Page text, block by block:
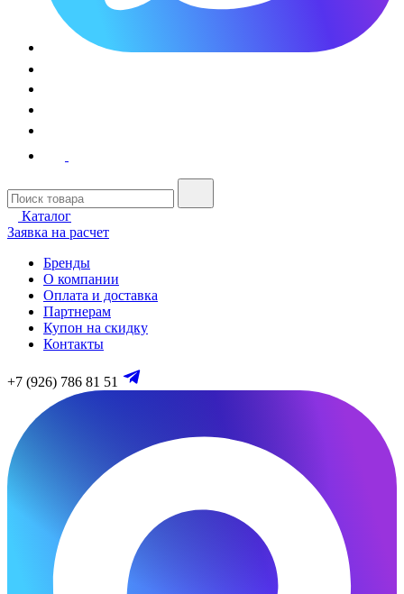
Каталог
Заявка на расчет
Бренды
О компании
Оплата и доставка
Партнерам
Купон на скидку
Контакты
+7 (926) 786 81 51